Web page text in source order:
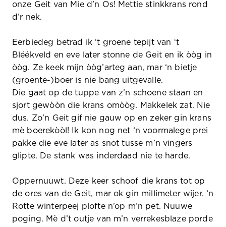
onze Geit van Mie d’n Os! Mettie stinkkrans rond
d’r nek.
Eerbiedeg betrad ik ‘t groene tepijt van ‘t
Bléékveld en eve later stonne de Geit en ik òòg in
òòg. Ze keek mijn òòg’arteg aan, mar ‘n bietje
(groente-)boer is nie bang uitgevalle.
Die gaat op de tuppe van z’n schoene staan en
sjort gewòòn die krans omòòg. Makkelek zat. Nie
dus. Zo’n Geit gif nie gauw op en zeker gin krans
mè boerekòòl! Ik kon nog net ‘n voormalege prei
pakke die eve later as snot tusse m’n vingers
glipte. De stank was inderdaad nie te harde.
Oppernuuwt. Deze keer schoof die krans tot op
de ores van de Geit, mar ok gin millimeter wijer. ‘n
Rotte winterpeej plofte n’op m’n pet. Nuuwe
poging. Mè d’t outje van m’n verrekesblaze porde